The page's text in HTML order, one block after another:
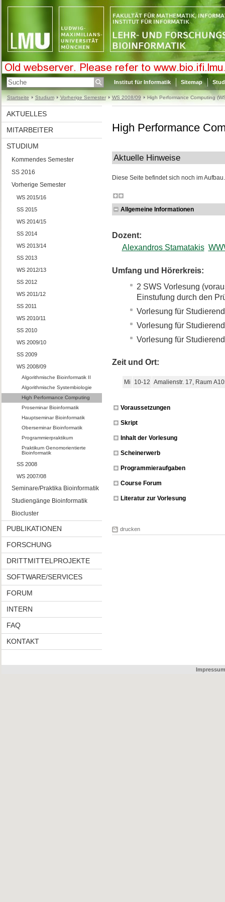
Institut für Informatik Sitemap
Startseite Studium Vorherige Semester WS 2008/09 High Performance Computing
AKTUELLES
MITARBEITER
STUDIUM
Kommendes Semester
SS 2016
Vorherige Semester
WS 2015/16
SS 2015
WS 2014/15
SS 2014
WS 2013/14
SS 2013
WS 2012/13
SS 2012
WS 2011/12
SS 2011
WS 2010/11
SS 2010
WS 2009/10
SS 2009
WS 2008/09
Algorithmische Bioinformatik II
Algorithmische Systembiologie
High Performance Computing
Proseminar Bioinformatik
Hauptseminar Bioinformatik
Oberseminar Bioinformatik
Programmierpraktikum
Praktikum Genomorientierte
Bioinformatik
SS 2008
WS 2007/08
Seminare/Praktika Bioinformatik
Studiengänge Bioinformatik
Biocluster
PUBLIKATIONEN
FORSCHUNG
DRITTMITTELPROJEKTE
SOFTWARE/SERVICES
FORUM
INTERN
FAQ
KONTAKT
High Performance
Aktuelle Hinweise
Diese Seite befindet sich noch im Aufbau.
Allgemeine Informationen
Dozent:
Alexandros Stamatakis
Umfang und Hörerkreis:
2 SWS Vorlesung
Einstufung durch den
Vorlesung für
Vorlesung für
Vorlesung für
Zeit und Ort:
Mi 10-12 Amalienstr. 17, Raum
Voraussetzungen
Skript
Inhalt der Vorlesung
Scheinerwerb
Programmieraufgaben
Course Forum
Literatur zur Vorlesung
drucken
Impressum